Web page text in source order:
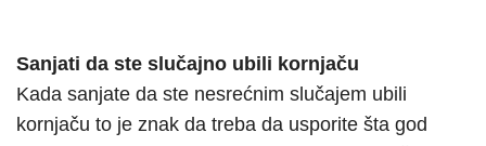
Sanjati da ste slučajno ubili kornjaču
Kada sanjate da ste nesrećnim slučajem ubili
kornjaču to je znak da treba da usporite šta god